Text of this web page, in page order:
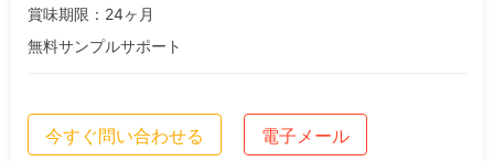
賞味期限：24ヶ月
無料サンプルサポート
今すぐ問い合わせる 電子メール